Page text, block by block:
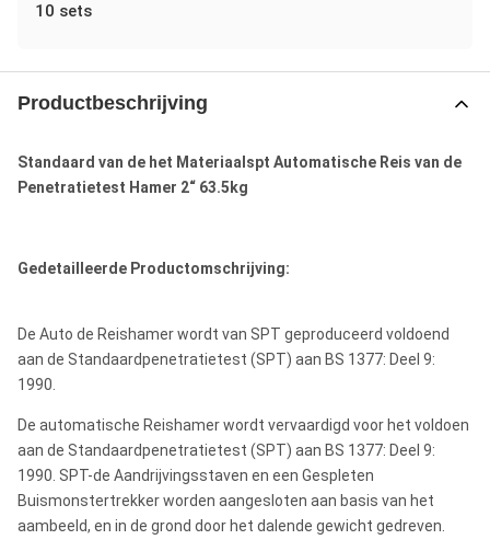
10 sets
Productbeschrijving
Standaard van de het Materiaalspt Automatische Reis van de
Penetratietest Hamer 2“ 63.5kg
Gedetailleerde Productomschrijving:
De Auto de Reishamer wordt van SPT geproduceerd voldoend
aan de Standaardpenetratietest (SPT) aan BS 1377: Deel 9:
1990.
De automatische Reishamer wordt vervaardigd voor het voldoen
aan de Standaardpenetratietest (SPT) aan BS 1377: Deel 9:
1990. SPT-de Aandrijvingsstaven en een Gespleten
Buismonstertrekker worden aangesloten aan basis van het
aambeeld, en in de grond door het dalende gewicht gedreven.